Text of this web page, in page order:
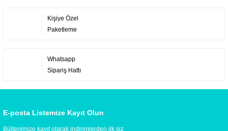
Kişiye Özel
Paketleme
Whatsapp
Sipariş Hattı
E-posta Listemize Kayıt Olun
Bültenimize kayıt olarak indirimlerden ilk siz